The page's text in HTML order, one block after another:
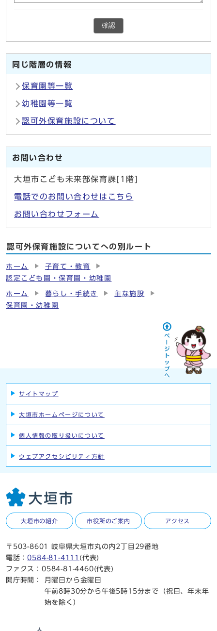
確認
同じ階層の情報
保育園等一覧
幼稚園等一覧
認可外保育施設について
お問い合わせ
大垣市こども未来部保育課[1階]
電話でのお問い合わせはこちら
お問い合わせフォーム
認可外保育施設についてへの別ルート
ホーム
子育て・教育
認定こども園・保育園・幼稚園
ホーム 暮らし・手続き
主な施設
保育園・幼稚園
サイトマップ
大垣市ホームページについて
個人情報の取り扱いについて
ウェブアクセシビリティ方針
大垣市の紹介 市役所のご案内 アクセス
〒503-8601 岐阜県大垣市丸の内2丁目29番地
電話：0584-81-4111 (代表)
ファクス：0584-81-4460(代表)
開庁時間：
月曜日から金曜日
午前8時30分から午後5時15分まで（祝日、年末年
始を除く）